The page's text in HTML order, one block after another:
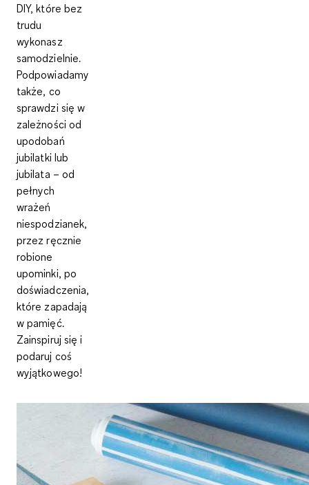
DIY, które bez
trudu
wykonasz
samodzielnie.
Podpowiadamy
także, co
sprawdzi się w
zależności od
upodobań
jubilatki lub
jubilata – od
pełnych
wrażeń
niespodzianek,
przez ręcznie
robione
upominki, po
doświadczenia,
które zapadają
w pamięć.
Zainspiruj się i
podaruj coś
wyjątkowego!